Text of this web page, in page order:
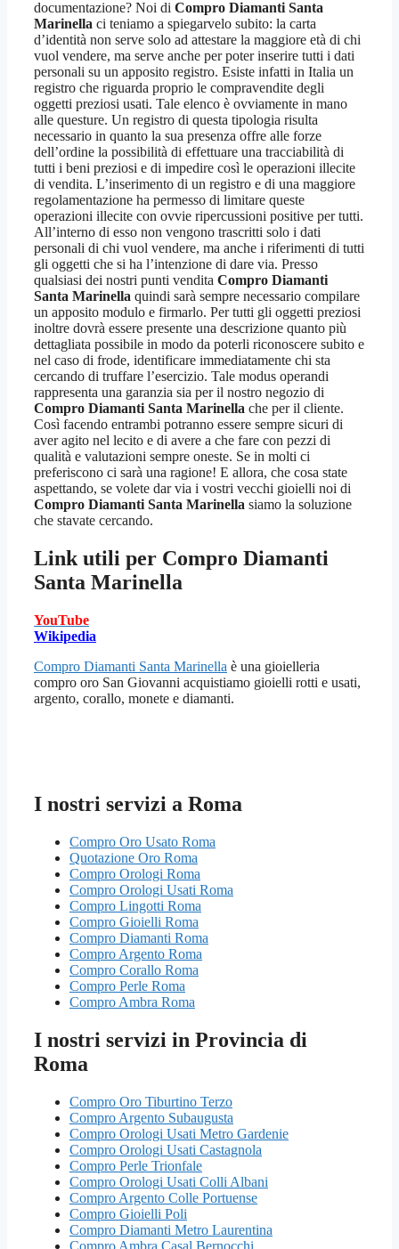
documentazione? Noi di Compro Diamanti Santa
Marinella ci teniamo a spiegarvelo subito: la carta
d’identità non serve solo ad attestare la maggiore età di chi
vuol vendere, ma serve anche per poter inserire tutti i dati
personali su un apposito registro. Esiste infatti in Italia un
registro che riguarda proprio le compravendite degli
oggetti preziosi usati. Tale elenco è ovviamente in mano
alle questure. Un registro di questa tipologia risulta
necessario in quanto la sua presenza offre alle forze
dell’ordine la possibilità di effettuare una tracciabilità di
tutti i beni preziosi e di impedire così le operazioni illecite
di vendita. L’inserimento di un registro e di una maggiore
regolamentazione ha permesso di limitare queste
operazioni illecite con ovvie ripercussioni positive per tutti.
All’interno di esso non vengono trascritti solo i dati
personali di chi vuol vendere, ma anche i riferimenti di tutti
gli oggetti che si ha l’intenzione di dare via. Presso
qualsiasi dei nostri punti vendita Compro Diamanti
Santa Marinella quindi sarà sempre necessario compilare
un apposito modulo e firmarlo. Per tutti gli oggetti preziosi
inoltre dovrà essere presente una descrizione quanto più
dettagliata possibile in modo da poterli riconoscere subito e
nel caso di frode, identificare immediatamente chi sta
cercando di truffare l’esercizio. Tale modus operandi
rappresenta una garanzia sia per il nostro negozio di
Compro Diamanti Santa Marinella che per il cliente.
Così facendo entrambi potranno essere sempre sicuri di
aver agito nel lecito e di avere a che fare con pezzi di
qualità e valutazioni sempre oneste. Se in molti ci
preferiscono ci sarà una ragione! E allora, che cosa state
aspettando, se volete dar via i vostri vecchi gioielli noi di
Compro Diamanti Santa Marinella siamo la soluzione
che stavate cercando.
Link utili per Compro Diamanti
Santa Marinella
YouTube
Wikipedia
Compro Diamanti Santa Marinella è una gioielleria
compro oro San Giovanni acquistiamo gioielli rotti e usati,
argento, corallo, monete e diamanti.
I nostri servizi a Roma
Compro Oro Usato Roma
Quotazione Oro Roma
Compro Orologi Roma
Compro Orologi Usati Roma
Compro Lingotti Roma
Compro Gioielli Roma
Compro Diamanti Roma
Compro Argento Roma
Compro Corallo Roma
Compro Perle Roma
Compro Ambra Roma
I nostri servizi in Provincia di
Roma
Compro Oro Tiburtino Terzo
Compro Argento Subaugusta
Compro Orologi Usati Metro Gardenie
Compro Orologi Usati Castagnola
Compro Perle Trionfale
Compro Orologi Usati Colli Albani
Compro Argento Colle Portuense
Compro Gioielli Poli
Compro Diamanti Metro Laurentina
Compro Ambra Casal Bernocchi